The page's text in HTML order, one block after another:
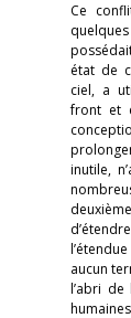
Ce
état de
ciel, a
front et
inutile,
aucun
l’abri de